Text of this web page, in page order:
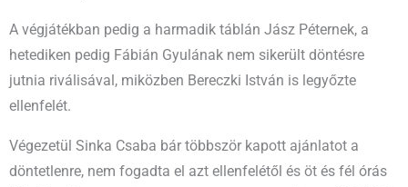
A végjátékban pedig a harmadik táblán Jász Péternek, a
hetediken pedig Fábián Gyulának nem sikerült döntésre
jutnia riválisával, miközben Bereczki István is legyőzte
ellenfelét.
Végezetül Sinka Csaba bár többször kapott ajánlatot a
döntetlenre, nem fogadta el azt ellenfelétől és öt és fél órás